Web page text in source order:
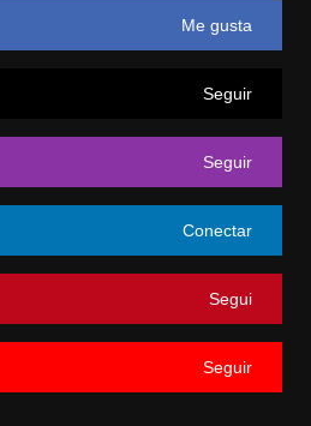
Me gusta
Seguir
Seguir
Conectar
Segui
Seguir